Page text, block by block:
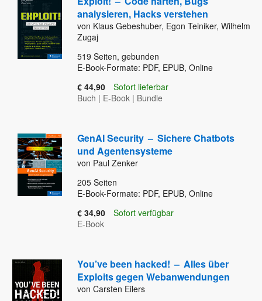
analysieren, Hacks verstehen
von Klaus Gebeshuber, Egon Teiniker, Wilhelm
Zugaj
519 Seiten, gebunden
E-Book-Formate: PDF, EPUB, Online
€ 44,90
Sofort lieferbar
Buch | E-Book | Bundle
GenAI Security – Sichere Chatbots
und Agentensysteme
von Paul Zenker
205 Seiten
E-Book-Formate: PDF, EPUB, Online
€ 34,90
Sofort verfügbar
E-Book
You’ve been hacked! – Alles über
Exploits gegen Webanwendungen
von Carsten Eilers